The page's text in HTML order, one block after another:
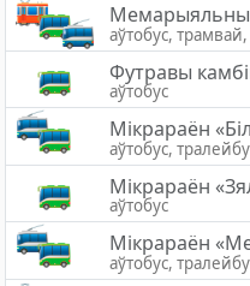
Мемарыяльны
аўтобус,
Футравы
аўтобус
Мікрараён
аўтобус,
Мікрараён
аўтобус
Мікрараён
аўтобус,